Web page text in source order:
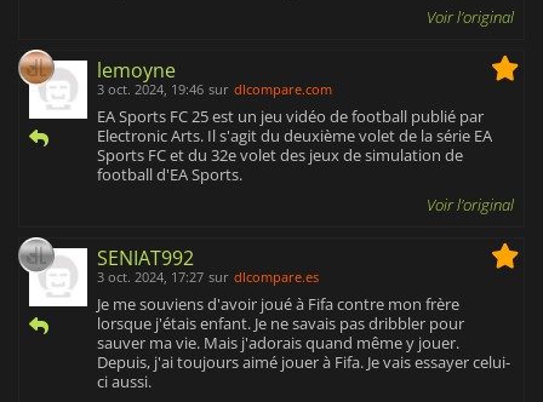
Voir l'original
lemoyne
3 oct. 2024, 19:46 sur dlcompare.com
EA Sports FC 25 est un jeu vidéo de football publié par
Electronic Arts. Il s'agit du deuxième volet de la série EA
Sports FC et du 32e volet des jeux de simulation de
football d'EA Sports.
Voir l'original
SENIAT992
3 oct. 2024, 17:27 sur dlcompare.es
Je me souviens d'avoir joué à Fifa contre mon frère
lorsque j'étais enfant. Je ne savais pas dribbler pour
sauver ma vie. Mais j'adorais quand même y jouer.
Depuis, j'ai toujours aimé jouer à Fifa. Je vais essayer celui-
ci aussi.